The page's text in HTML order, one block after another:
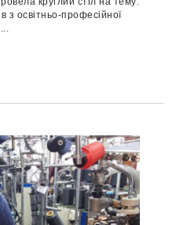
з освітньо-професійної